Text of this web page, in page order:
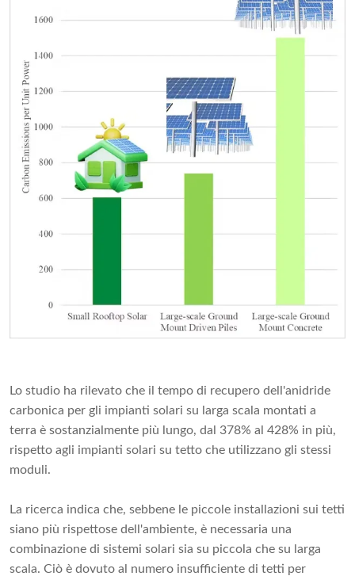
Lo studio ha rilevato che il tempo di recupero dell'anidride
carbonica per gli impianti solari su larga scala montati a
terra è sostanzialmente più lungo, dal 378% al 428% in più,
rispetto agli impianti solari su tetto che utilizzano gli stessi
moduli.
La ricerca indica che, sebbene le piccole installazioni sui tetti
siano più rispettose dell'ambiente, è necessaria una
combinazione di sistemi solari sia su piccola che su larga
scala. Ciò è dovuto al numero insufficiente di tetti per